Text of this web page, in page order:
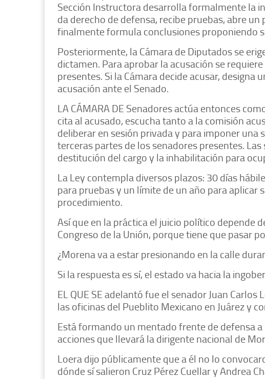
Sección Instructora desarrolla formalmente la
da derecho de defensa, recibe pruebas, abre
finalmente formula conclusiones proponiendo
Posteriormente, la Cámara de Diputados se
dictamen. Para aprobar la acusación se
presentes. Si la Cámara decide acusar,
acusación ante el Senado.
LA CÁMARA DE Senadores actúa entonces
cita al acusado, escucha tanto a la comisión
deliberar en sesión privada y para imponer una
terceras partes de los senadores presentes.
destitución del cargo y la inhabilitación para
La Ley contempla diversos plazos: 30 días
para pruebas y un límite de un año para aplicar
procedimiento.
Así que en la práctica el juicio político depende
Congreso de la Unión, porque tiene que pasar
¿Morena va a estar presionando en la calle
Si la respuesta es sí, el estado va hacia la
EL QUE SE adelantó fue el senador Juan
las oficinas del Pueblito Mexicano en Juárez y
Está formando un mentado frente de defensa
acciones que llevará la dirigente nacional de
Loera dijo públicamente que a él no lo
dónde sí salieron Cruz Pérez Cuellar y Andrea